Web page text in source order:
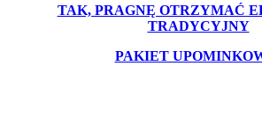
TAK, PRAGNĘ OTRZYMAĆ
TRADYCYJNY
PAKIET